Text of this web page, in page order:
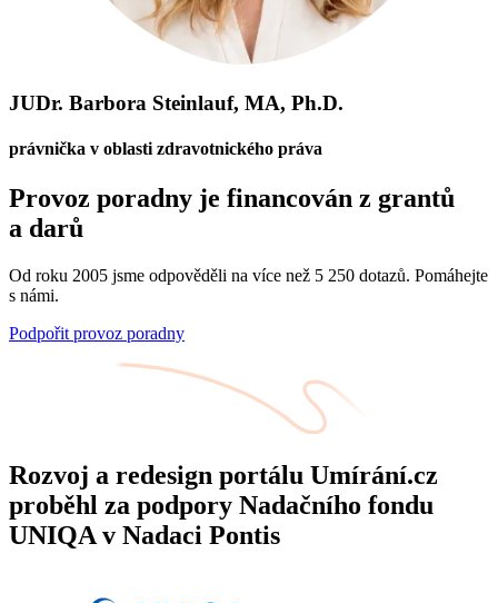
JUDr. Barbora Steinlauf, MA, Ph.D.
právnička v oblasti zdravotnického práva
Provoz poradny je financován z grantů
a darů
Od roku 2005 jsme odpověděli na více než 5 250 dotazů. Pomáhejte
s námi.
Podpořit provoz poradny
Rozvoj a redesign portálu Umírání.cz
proběhl za podpory Nadačního fondu
UNIQA v Nadaci Pontis